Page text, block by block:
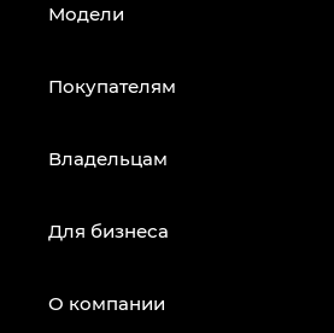
Модели
Покупателям
Владельцам
Для бизнеса
О компании